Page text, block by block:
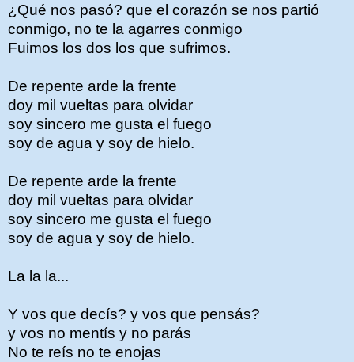
¿Qué nos pasó? que el corazón se nos partió
conmigo, no te la agarres conmigo
Fuimos los dos los que sufrimos.
De repente arde la frente
doy mil vueltas para olvidar
soy sincero me gusta el fuego
soy de agua y soy de hielo.
De repente arde la frente
doy mil vueltas para olvidar
soy sincero me gusta el fuego
soy de agua y soy de hielo.
La la la...
Y vos que decís? y vos que pensás?
y vos no mentís y no parás
No te reís no te enojas